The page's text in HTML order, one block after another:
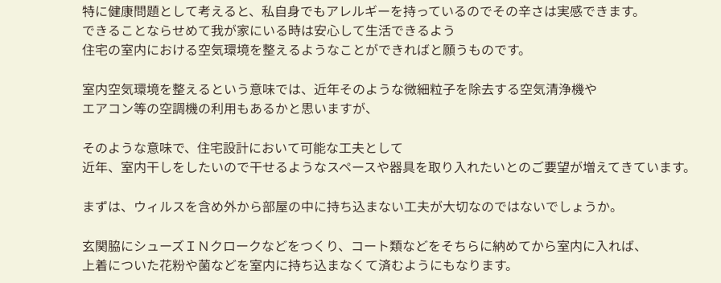
特に健康問題として考えると、私自身でもアレルギーを持っているのでその辛さは実感できます。
できることならせめて我が家にいる時は安心して生活できるよう
住宅の室内における空気環境を整えるようなことができればと願うものです。
室内空気環境を整えるという意味では、近年そのような微細粒子を除去する空気清浄機や
エアコン等の空調機の利用もあるかと思いますが、
そのような意味で、住宅設計において可能な工夫として
近年、室内干しをしたいので干せるようなスペースや器具を取り入れたいとのご要望が増えてきています。
まずは、ウィルスを含め外から部屋の中に持ち込まない工夫が大切なのではないでしょうか。
玄関脇にシューズＩＮクロークなどをつくり、コート類などをそちらに納めてから室内に入れば、
上着についた花粉や菌などを室内に持ち込まなくて済むようにもなります。